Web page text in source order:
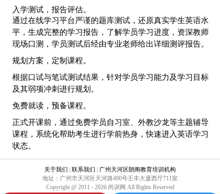
入学测试，报告评估。
通过在线学习平台严谨的题库测试，还原真实学生英语水
平，生成完整的学习报告，了解学员学习进度，资深教师
现场口测，学员测试后经由专业老师给出详细测评报告。
规划方案，定制课程。
根据口试与笔试测试结果，针对学员学习能力及学习目标
及其弱项冲刺进行规划。
免费就读，预备课程。
正式开课前，通过免费学员自习室、外教沙龙等主题辅导
课程，系统化帮助考生进行学前热身，快速进入英语学习
状态。
线上分析模考实战结果，下一阶段提分方案将根据模考得
分进行应对性调整，课程辅导员、学生、教师三方定期交
关于我们 联系我们
广州天河区朗阁教育培训机构
地址：广州市天河区天河路490号壬丰大厦西厅711室
Copyright @ 2011 - 2026 尚训网 All Rights Reserved